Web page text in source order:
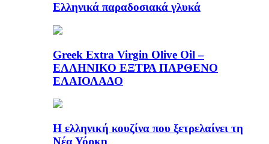
Ελληνικά παραδοσιακά γλυκά
Greek Extra Virgin Olive Oil –
ΕΛΛΗΝΙΚΟ ΕΞΤΡΑ ΠΑΡΘΕΝΟ
ΕΛΑΙΟΛΑΔΟ
Η ελληνική κουζίνα που ξετρελαίνει τη
Νέα Υόρκη